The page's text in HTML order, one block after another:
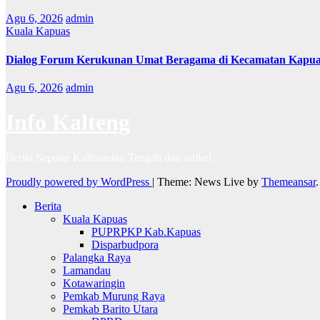
Agu 6, 2026 admin
Kuala Kapuas
Dialog Forum Kerukunan Umat Beragama di Kecamatan
Agu 6, 2026 admin
Proudly powered by WordPress | Theme: News Live by Themeansar.
Berita
Kuala Kapuas
PUPRPKP Kab.Kapuas
Disparbudpora
Palangka Raya
Lamandau
Kotawaringin
Pemkab Murung Raya
Pemkab Barito Utara